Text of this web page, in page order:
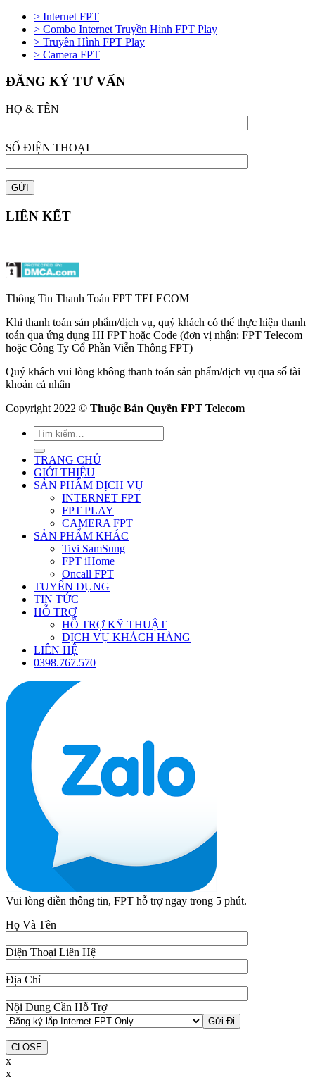
> Internet FPT
> Combo Internet Truyền Hình FPT Play
> Truyền Hình FPT Play
> Camera FPT
ĐĂNG KÝ TƯ VẤN
HỌ & TÊN
SỐ ĐIỆN THOẠI
LIÊN KẾT
Thông Tin Thanh Toán FPT TELECOM
Khi thanh toán sản phẩm/dịch vụ, quý khách có thể thực hiện thanh
toán qua ứng dụng HI FPT hoặc Code (đơn vị nhận: FPT Telecom
hoặc Công Ty Cổ Phần Viễn Thông FPT)
Quý khách vui lòng không thanh toán sản phẩm/dịch vụ qua số tài
khoản cá nhân
Copyright 2022 © Thuộc Bản Quyền FPT Telecom
TRANG CHỦ
GIỚI THIỆU
SẢN PHẨM DỊCH VỤ
INTERNET FPT
FPT PLAY
CAMERA FPT
SẢN PHẨM KHÁC
Tivi SamSung
FPT iHome
Oncall FPT
TUYỂN DỤNG
TIN TỨC
HỖ TRỢ
HỖ TRỢ KỸ THUẬT
DỊCH VỤ KHÁCH HÀNG
LIÊN HỆ
0398.767.570
Vui lòng điền thông tin, FPT hỗ trợ ngay trong 5 phút.
Họ Và Tên
Điện Thoại Liên Hệ
Địa Chỉ
Nội Dung Cần Hỗ Trợ
CLOSE
x
x